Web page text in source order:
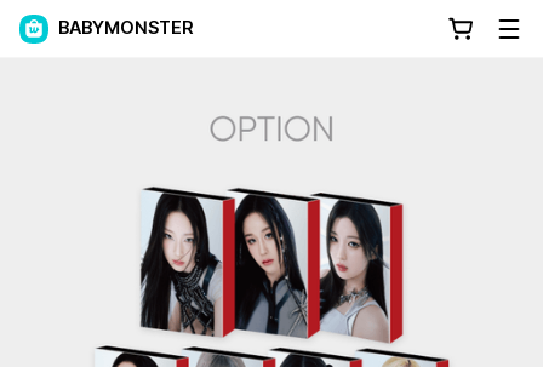
BABYMONSTER